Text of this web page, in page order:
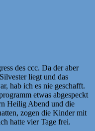
des ccc. Da der aber
liegt und das
hab ich es nie geschafft.
etwas abgespeckt
Heilig Abend und die
zogen die Kinder mit
hatte vier Tage frei.